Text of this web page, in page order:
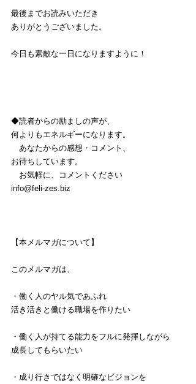
最後までお読みいただき
ありがとうございました。
今日も素敵な一日になりますように！
◆読者からの励ましの声が、
何よりもエネルギーになります。
あなたからの感想・コメント、
お待ちしています。
お気軽に、コメントください
info@feli-zes.biz
【本メルマガについて】
このメルマガは、
・働く人のヤル気であふれ
活き活きと働ける職場を作りたい
・働く人が持てる能力をフルに発揮しながら
成長してもらいたい
・成り行きではなく明確なビジョンを